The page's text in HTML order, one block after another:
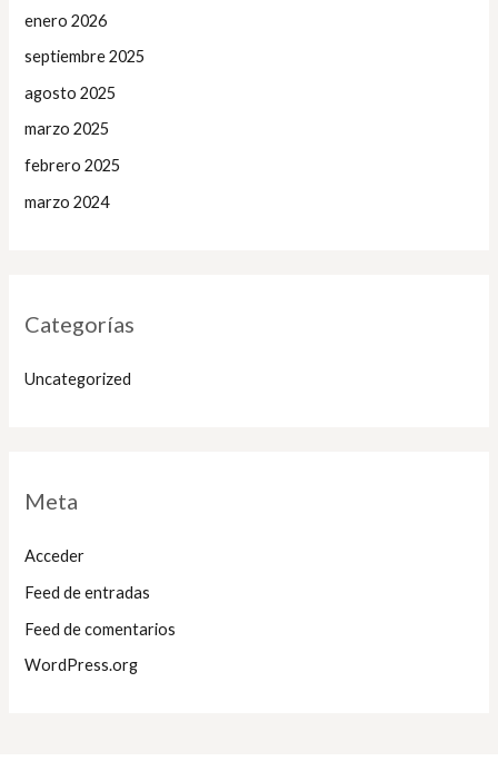
enero 2026
septiembre 2025
agosto 2025
marzo 2025
febrero 2025
marzo 2024
Categorías
Uncategorized
Meta
Acceder
Feed de entradas
Feed de comentarios
WordPress.org